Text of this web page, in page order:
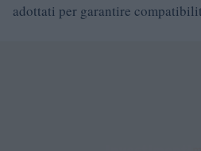
adottati per garantire